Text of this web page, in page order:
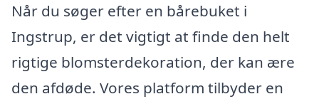
Når du søger efter en bårebuket i
Ingstrup, er det vigtigt at finde den helt
rigtige blomsterdekoration, der kan ære
den afdøde. Vores platform tilbyder en